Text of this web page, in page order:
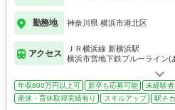
勤務地 神奈川県 横浜市港北区
アクセス
ＪＲ横浜線 新横浜駅
横浜市営地下鉄ブルーライン
年収800万円以上可 新卒も応募可能 未経験
産休・育休取得実績有り
スキルアップ 駅チカ